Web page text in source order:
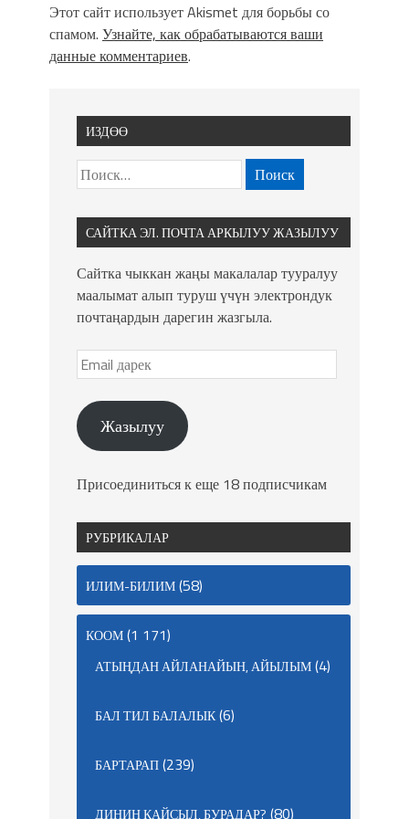
Этот сайт использует Akismet для борьбы со
спамом. Узнайте, как обрабатываются ваши
данные комментариев.
ИЗДӨӨ
САЙТКА ЭЛ. ПОЧТА АРКЫЛУУ ЖАЗЫЛУУ
Сайтка чыккан жаңы макалалар тууралуу
маалымат алып туруш үчүн электрондук
почтаңардын дарегин жазгыла.
Жазылуу
Присоединиться к еще 18 подписчикам
РУБРИКАЛАР
ИЛИМ-БИЛИМ(58)
КООМ(1 171)
АТЫҢДАН АЙЛАНАЙЫН, АЙЫЛЫМ(4)
БАЛ ТИЛ БАЛАЛЫК(6)
БАРТАРАП(239)
ДИНИҢ КАЙСЫЛ, БУРАДАР? (80)